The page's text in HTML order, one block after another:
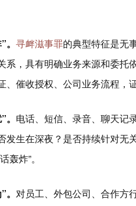
寻衅滋事罪的典型特征是无
系，具有明确业务来源和委托
催收授权、公司业务流程，
电话、短信、录音、聊天记
生在深夜？是否持续针对无
炸”。
对员工、外包公司、合作方